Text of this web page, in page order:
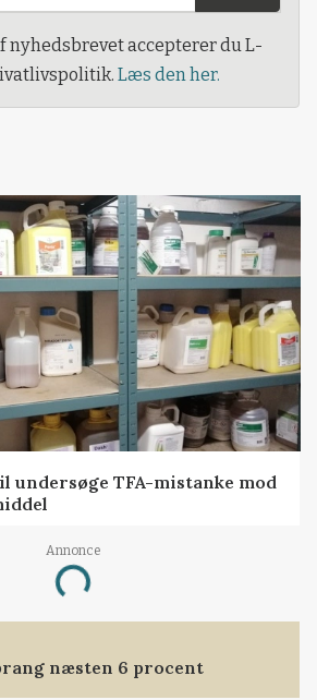
nyhedsbrevet accepterer du L-
Læs den her.
undersøge TFA-mistanke mod
Annonce
Loading...
næsten 6 procent